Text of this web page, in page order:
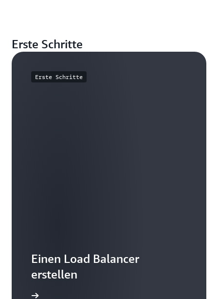
Erste Schritte
Erste Schritte
Einen Load Balancer
erstellen